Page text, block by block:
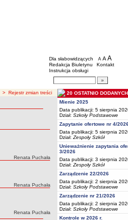
BIP - Oświata
Menu dodatkowe
Dla słabowidzących A pomniejsz
A A
Redakcja Biuletynu
Kontakt
Instrukcja obsługi
Wyszukiwarka artykułów
> Rejestr zmian treści
Autor:
Renata Puchała
Autor:
Renata Puchała
Autor:
Renata Puchała
20 OSTATNIO DODANYCH
Mienie 2025
Data publikacji: 5 sierpnia
Dział: Szkoły Podstawowe
Zapytanie ofertowe nr 4/
Data publikacji: 5 sierpnia
Dział: Zespoły Szkół
Unieważnienie zapytania
3/2026
Data publikacji: 3 sierpnia
Dział: Zespoły Szkół
Zarządzenie 22/2026
Data publikacji: 2 sierpnia
Dział: Szkoły Podstawowe
Zarządzenie nr 21/2026
Data publikacji: 2 sierpnia
Dział: Szkoły Podstawowe
Kontrole w 2026 r.